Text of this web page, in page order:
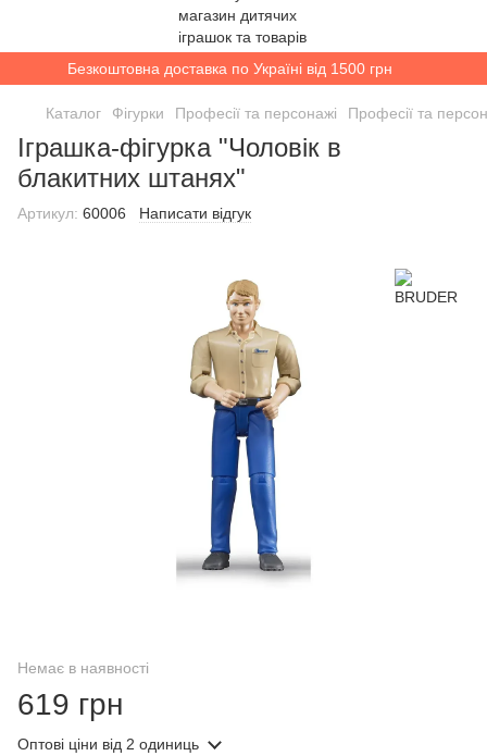
Безкоштовна доставка по Україні від 1500 грн
Каталог Фігурки Професії та персонажі Професії та
Іграшка-фігурка "Чоловік в
блакитних штанях"
Артикул: 60006 Написати відгук
Немає в наявності
619 грн
Оптові ціни від 2 одиниць